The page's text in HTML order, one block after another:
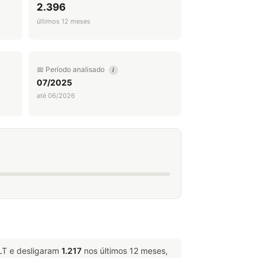
2.396
últimos 12 meses
📅 Período analisado i
07/2025
até 06/2026
e desligaram 1.217 nos últimos 12 meses,